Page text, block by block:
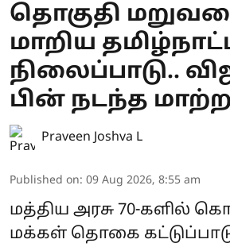
தொகுதி
மாறிய
நிலைப்பாடு..
பின் நடந்த
Praveen Joshva L
Published on: 09 Aug 2026, 8:55 am
மத்திய அரசு 70-களில்
மக்கள் தொகை